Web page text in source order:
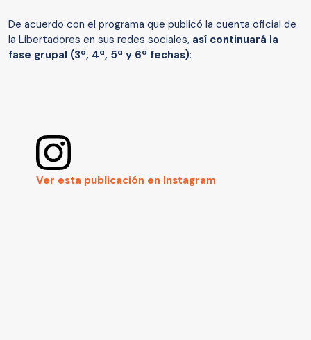
De acuerdo con el programa que publicó la cuenta oficial de
la Libertadores en sus redes sociales, así continuará la
fase grupal (3ª, 4ª, 5ª y 6ª fechas):
Ver esta publicación en Instagram